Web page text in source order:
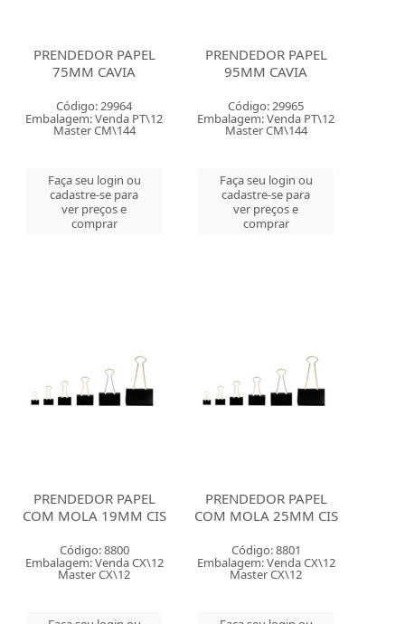
PRENDEDOR PAPEL
75MM CAVIA
Código: 29964
Embalagem: Venda PT\12
Master CM\144
Faça seu login ou
cadastre-se para
ver preços e
comprar
PRENDEDOR PAPEL
95MM CAVIA
Código: 29965
Embalagem: Venda PT\12
Master CM\144
Faça seu login ou
cadastre-se para
ver preços e
comprar
PRENDEDOR PAPEL
COM MOLA 19MM CIS
Código: 8800
Embalagem: Venda CX\12
Master CX\12
PRENDEDOR PAPEL
COM MOLA 25MM CIS
Código: 8801
Embalagem: Venda CX\12
Master CX\12